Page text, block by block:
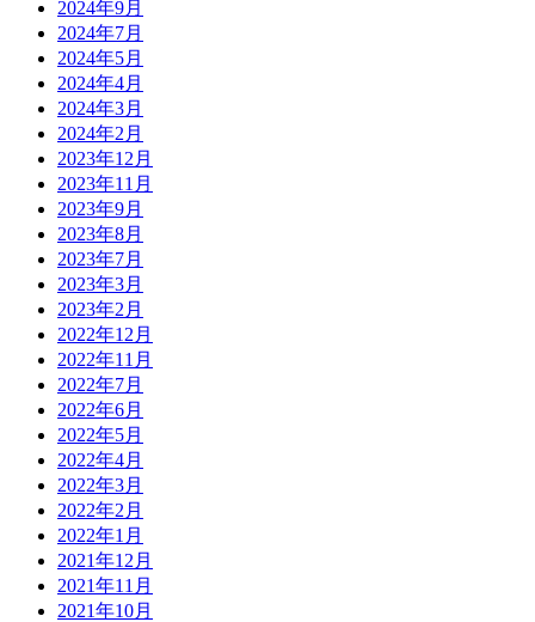
2024年9月
2024年7月
2024年5月
2024年4月
2024年3月
2024年2月
2023年12月
2023年11月
2023年9月
2023年8月
2023年7月
2023年3月
2023年2月
2022年12月
2022年11月
2022年7月
2022年6月
2022年5月
2022年4月
2022年3月
2022年2月
2022年1月
2021年12月
2021年11月
2021年10月